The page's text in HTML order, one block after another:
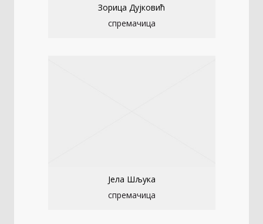
Зорица Дујковић
спремачица
Јела Шљука
спремачица